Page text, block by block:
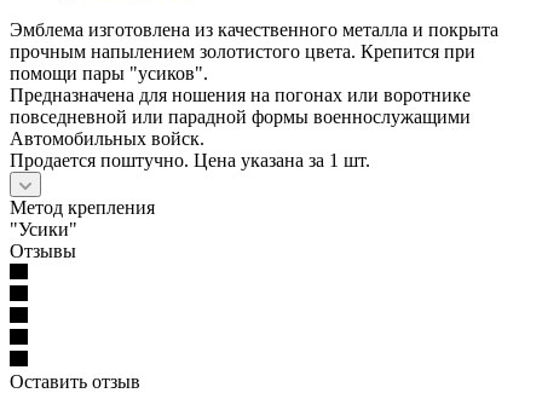
Эмблема изготовлена из качественного металла и покрыта
прочным напылением золотистого цвета. Крепится при
помощи пары "усиков".
Предназначена для ношения на погонах или воротнике
повседневной или парадной формы военнослужащими
Автомобильных войск.
Продается поштучно. Цена указана за 1 шт.
Метод крепления
"Усики"
Отзывы
Оставить отзыв